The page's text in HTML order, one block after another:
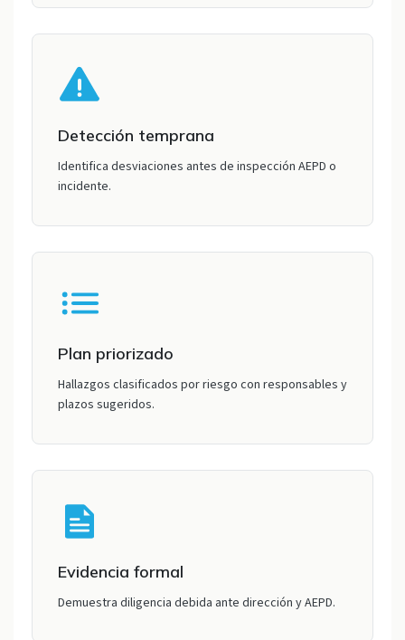
Detección temprana
Identifica desviaciones antes de inspección AEPD o
incidente.
Plan priorizado
Hallazgos clasificados por riesgo con responsables y
plazos sugeridos.
Evidencia formal
Demuestra diligencia debida ante dirección y AEPD.